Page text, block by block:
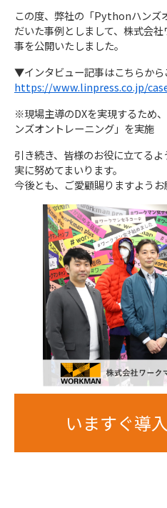
この度、弊社の「Pythonハンズ
だいた事例としまして、株式会
事を公開いたしました。
▼インタビュー記事はこちらから
https://www.linpress.co.jp/
※現場主導のDXを実現するため
ンズオントレーニング」を実施
引き続き、皆様のお役に立てる
実に努めてまいります。
今後とも、ご愛顧賜りますようお
いますぐ導